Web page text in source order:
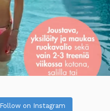
Follow on Instagram